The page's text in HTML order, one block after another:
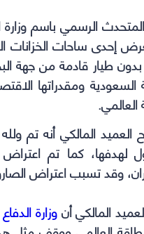
الرسمي باسم
إحدى ساحات الخزانات
طيار قادمة من جهة
السعودية ومقدراتها
العالمي.
المالكي أنه تم
لهدفها، كما تم
وقد تسبب اعتراض
المالكي أنوزارة الدفاع